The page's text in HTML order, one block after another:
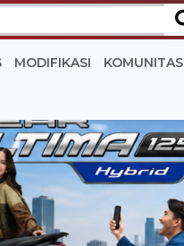
MODIFIKASI KOMUNITAS